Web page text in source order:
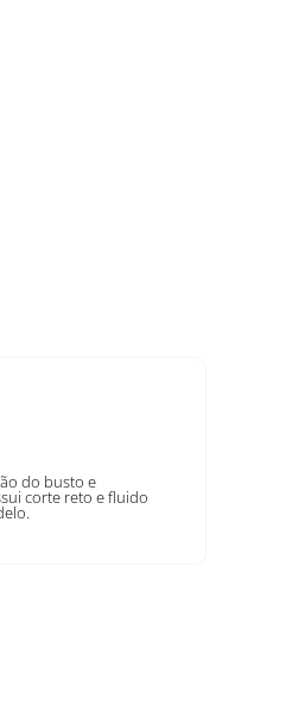
do busto e
corte reto e fluido